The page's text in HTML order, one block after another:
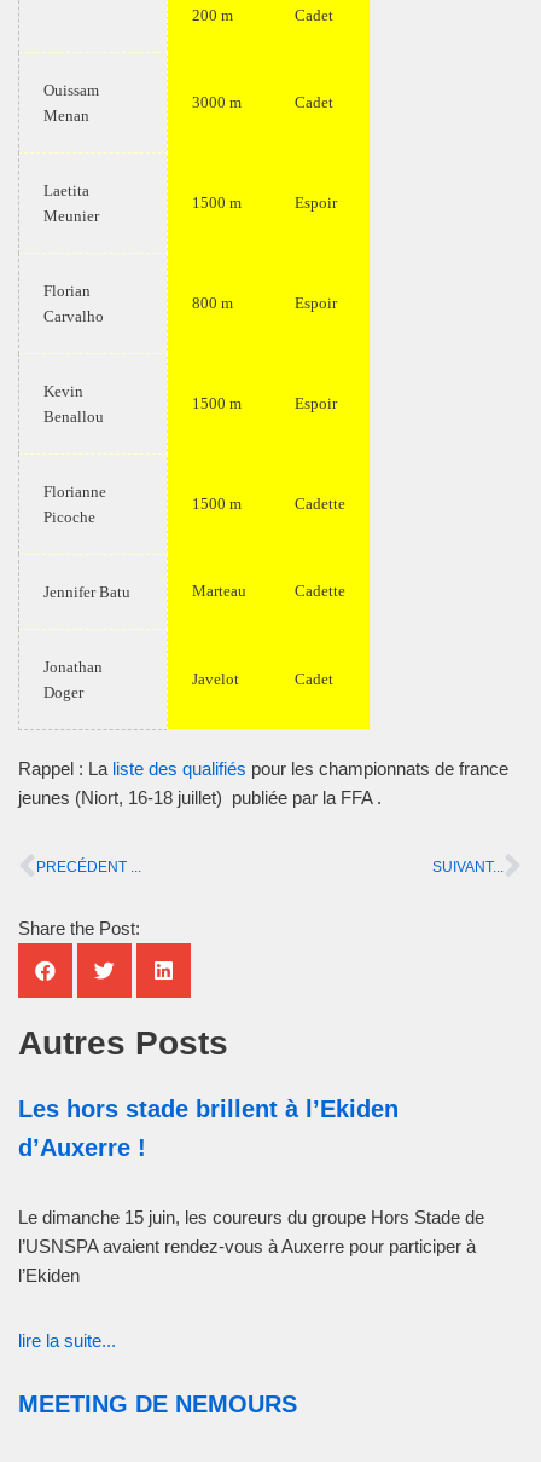
200 m Cadet
Ouissam
Menan
3000 m Cadet
Laetita
Meunier
1500 m Espoir
Florian
Carvalho
800 m Espoir
Kevin
Benallou
1500 m Espoir
Florianne
Picoche
1500 m Cadette
Jennifer Batu Marteau Cadette
Jonathan
Doger
Javelot Cadet
Rappel : La liste des qualifiés pour les championnats de france
jeunes (Niort, 16-18 juillet) publiée par la FFA .
PRECÉDENT ... SUIVANT...
Share the Post:
Autres Posts
Les hors stade brillent à l’Ekiden
d’Auxerre !
Le dimanche 15 juin, les coureurs du groupe Hors Stade de
l’USNSPA avaient rendez-vous à Auxerre pour participer à
l’Ekiden
lire la suite...
MEETING DE NEMOURS